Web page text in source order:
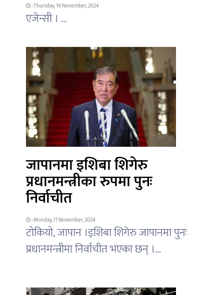
: Thursday, 14 November, 2024
एजेन्सी । ...
जापानमा इशिबा शिगेरु
प्रधानमन्त्रीका रुपमा पुनः
निर्वाचीत
: Monday, 11 November, 2024
टोकियो, जापान ।इशिबा शिगेरु जापानमा पुनः
प्रधानमन्त्रीमा निर्वाचीत भएका छन् ।...